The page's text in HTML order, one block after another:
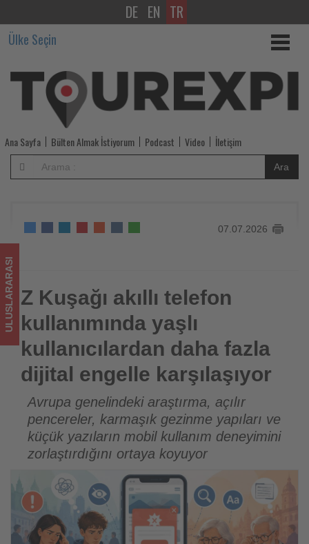
Z
Kuşağı
akıllı
telefon
kullanımında
yaşlı
kullanıcılardan
daha
fazla
dijital
engelle
karşılaşıyor
-
Tourexpi,
sizler
için
turizmde
olup
bitenleri
takip
DE EN TR
Ülke Seçin
Ana Sayfa Bülten Almak İstiyorum Podcast Video İletişim
Ara
07.07.2026
Z Kuşağı akıllı telefon kullanımında yaşlı kullanıcılardan daha
fazla dijital engelle karşılaşıyor
ULUSLARARASI Z Kuşağı akıllı telefon
kullanımında yaşlı
kullanıcılardan daha fazla
dijital engelle karşılaşıyor
Avrupa genelindeki araştırma, açılır
pencereler, karmaşık gezinme yapıları ve
küçük yazıların mobil kullanım deneyimini
zorlaştırdığını ortaya koyuyor